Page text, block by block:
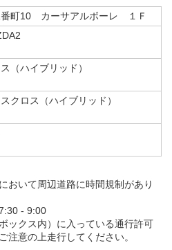
番町10 カーサアルボーレ １Ｆ
（ハイブリッド）
クロス（ハイブリッド）
おいて周辺道路に時間規制があり
- 9:00
ックス内）に入っている通行許可
注意の上走行してください。